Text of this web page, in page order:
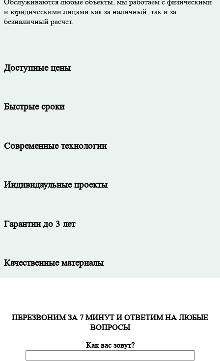
и юридическими лицами как за наличный, так и за
безналичный расчет.
Доступные цены
Быстрые сроки
Современные технологии
Индивидаульные проекты
Гарантии до 3 лет
Качественные материалы
ПЕРЕЗВОНИМ ЗА 7 МИНУТ И ОТВЕТИМ НА ЛЮБЫЕ
ВОПРОСЫ
Как вас зовут?